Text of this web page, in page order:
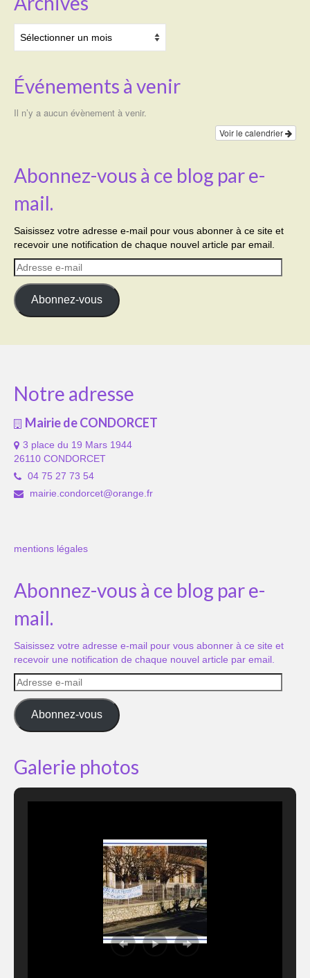
Événements à venir
Il n’y a aucun évènement à venir.
Voir le calendrier
Abonnez-vous à ce blog par e-
mail.
Saisissez votre adresse e-mail pour vous abonner à ce site et
recevoir une notification de chaque nouvel article par email.
Adresse
e-
mail
Abonnez-vous
Notre adresse
Mairie de CONDORCET
3 place du 19 Mars 1944
26110 CONDORCET
04 75 27 73 54
mairie.condorcet@orange.fr
mentions légales
Abonnez-vous à ce blog par e-
mail.
Saisissez votre adresse e-mail pour vous abonner à ce site et
recevoir une notification de chaque nouvel article par email.
Adresse
e-
mail
Abonnez-vous
Galerie photos